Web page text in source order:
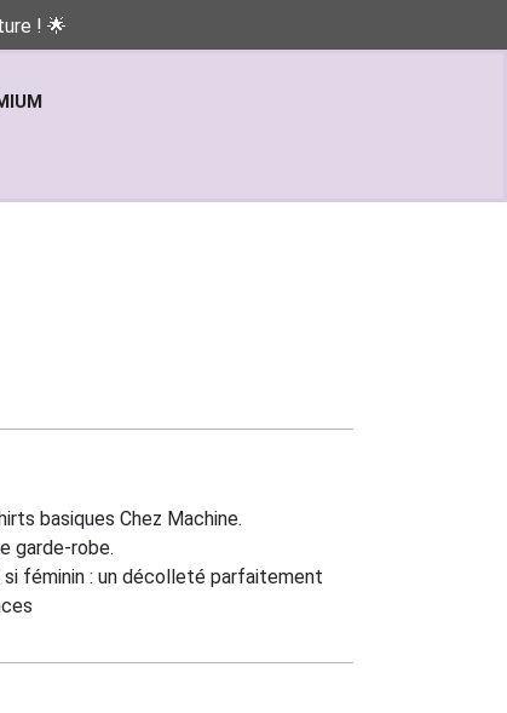
! 🌟
basiques Chez Machine.
garde-robe.
féminin : un décolleté parfaitement